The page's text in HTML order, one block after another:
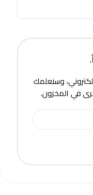
وسنعلمك
في المخزون.